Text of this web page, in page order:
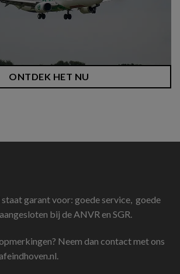
ONTDEK HET NU
staat garant voor: goede service, goede
bij de ANVR en SGR.
Neem dan contact met ons